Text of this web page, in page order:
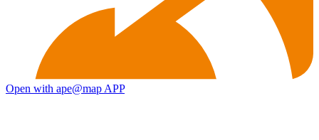
Open with ape@map APP